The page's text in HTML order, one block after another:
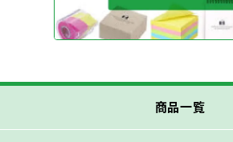
商品一覧